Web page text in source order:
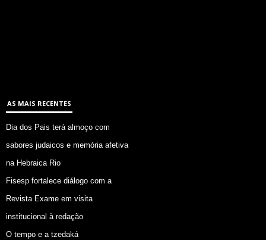
AS MAIS RECENTES
Dia dos Pais terá almoço com
sabores judaicos e memória afetiva
na Hebraica Rio
Fisesp fortalece diálogo com a
Revista Exame em visita
institucional à redação
O tempo e a tzedaká